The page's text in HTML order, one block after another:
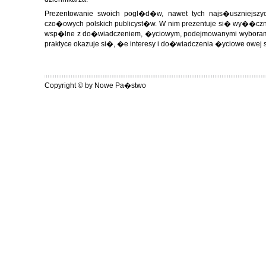
Prezentowanie swoich pogl�d�w, nawet tych
czo�owych polskich publicyst�w. W nim prezentuje si�
wsp�lne z do�wiadczeniem, �yciowym, podejmowanymi
praktyce okazuje si�, �e interesy i do�wiadczenia �yciowe owej
Copyright © by Nowe Pa�stwo